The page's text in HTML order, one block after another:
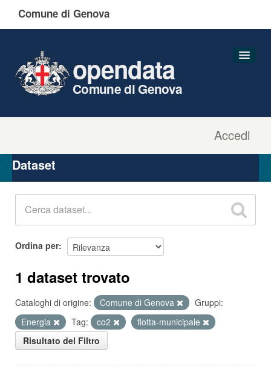
Comune di Genova
Accedi
opendata
Comune di Genova
Organizzazioni
Gruppi
Dataset
Ordina per
1 dataset trovato
Cataloghi di origine: Comune di Genova
Gruppi:
Energia
Tag: co2
flotta-municipale
Risultato del Filtro